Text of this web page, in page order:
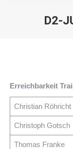
D2-
Erreichbarkeit
Christian Röhricht
Christoph Gotsch
Thomas Franke